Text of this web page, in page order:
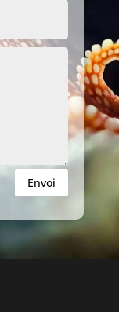
Envoi